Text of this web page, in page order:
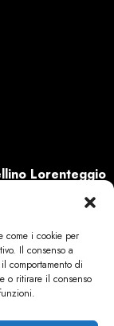
come i cookie per
Il consenso a
comportamento di
o ritirare il consenso
Lorenteggio
via Odazio, 7